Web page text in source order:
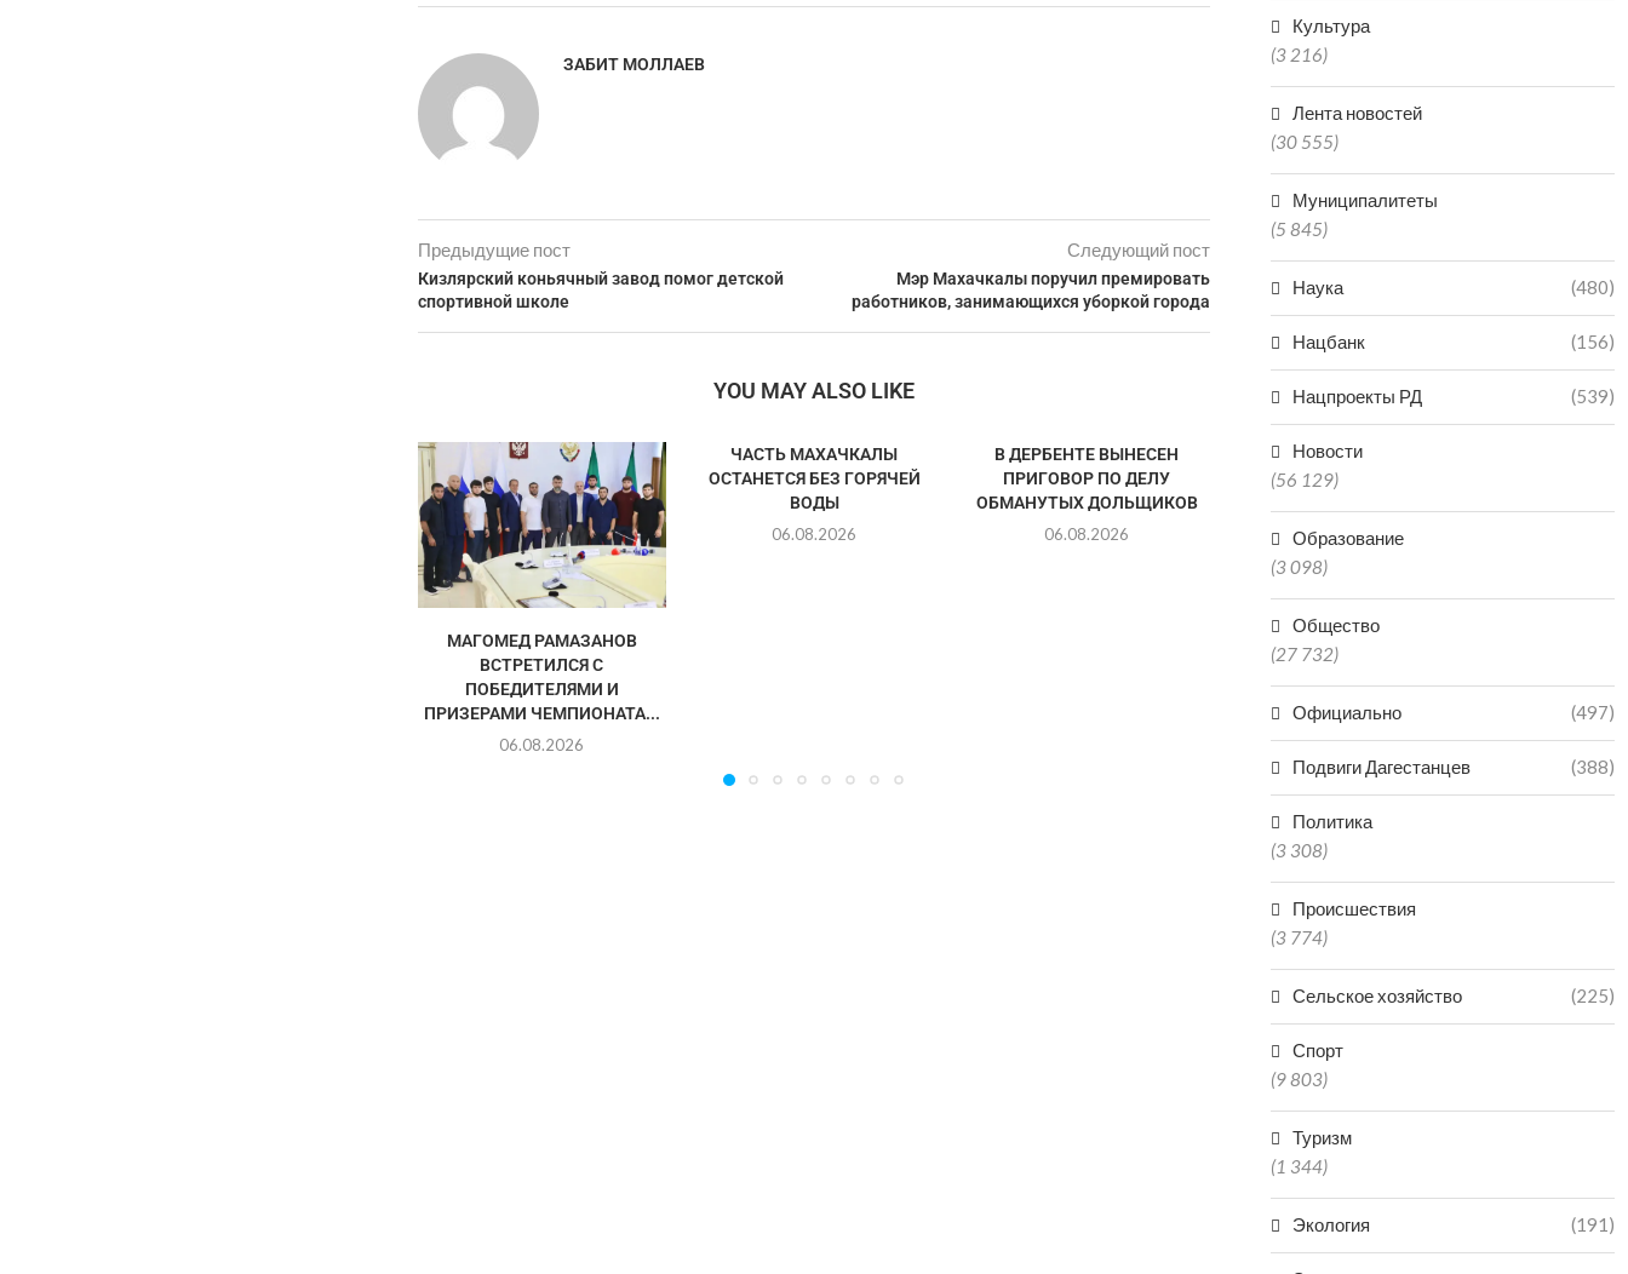
ЗАБИТ МОЛЛАЕВ
Предыдущие пост
Кизлярский коньячный завод помог детской
спортивной школе
Следующий пост
Мэр Махачкалы поручил премировать
работников, занимающихся уборкой города
YOU MAY ALSO LIKE
МАГОМЕД РАМАЗАНОВ
ВСТРЕТИЛСЯ С
ПОБЕДИТЕЛЯМИ И
ПРИЗЕРАМИ ЧЕМПИОНАТА...
06.08.2026
ЧАСТЬ МАХАЧКАЛЫ
ОСТАНЕТСЯ БЕЗ ГОРЯЧЕЙ
ВОДЫ
06.08.2026
В ДЕРБЕНТЕ ВЫНЕСЕН
ПРИГОВОР ПО ДЕЛУ
ОБМАНУТЫХ ДОЛЬЩИКОВ
06.08.2026
VR-ТЕХНОЛОГИИ
ЗАРАБОТАЛИ В КРЕПОСТИ
НАРЫН-КАЛА В ДАГЕСТАНЕ
06.08.2026
Культура
(3 216)
Лента новостей
(30 555)
Муниципалитеты
(5 845)
Наука (480)
Нацбанк (156)
Нацпроекты РД (539)
Новости
(56 129)
Образование
(3 098)
Общество
(27 732)
Официально (497)
Подвиги Дагестанцев (388)
Политика
(3 308)
Происшествия
(3 774)
Сельское хозяйство (225)
Спорт
(9 803)
Туризм
(1 344)
Экология (191)